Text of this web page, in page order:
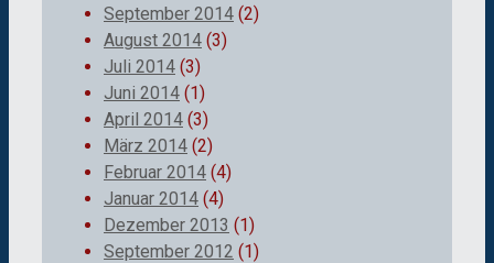
September 2014 (2)
August 2014 (3)
Juli 2014 (3)
Juni 2014 (1)
April 2014 (3)
März 2014 (2)
Februar 2014 (4)
Januar 2014 (4)
Dezember 2013 (1)
September 2012 (1)